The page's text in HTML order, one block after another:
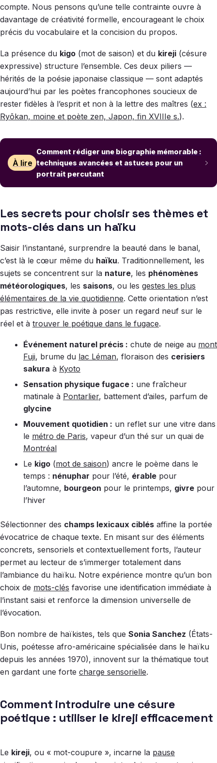
compte. Nous pensons qu’une telle contrainte ouvre à
davantage de créativité formelle, encourageant le choix
précis du vocabulaire et la concision du propos.
La présence du kigo (mot de saison) et du kireji (césure
expressive) structure l’ensemble. Ces deux piliers —
hérités de la poésie japonaise classique — sont adaptés
aujourd’hui par les poètes francophones soucieux de
rester fidèles à l’esprit et non à la lettre des maîtres (ex :
Ryōkan, moine et poète zen, Japon, fin XVIIIe s.).
À lire
Comment rédiger une biographie mémorable :
techniques avancées et astuces pour un
portrait percutant
Les secrets pour choisir ses thèmes et
mots-clés dans un haïku
Saisir l’instantané, surprendre la beauté dans le banal,
c’est là le cœur même du haïku. Traditionnellement, les
sujets se concentrent sur la nature, les phénomènes
météorologiques, les saisons, ou les gestes les plus
élémentaires de la vie quotidienne. Cette orientation n’est
pas restrictive, elle invite à poser un regard neuf sur le
réel et à trouver le poétique dans le fugace.
Événement naturel précis : chute de neige au mont
Fuji, brume du lac Léman, floraison des cerisiers
sakura à Kyoto
Sensation physique fugace : une fraîcheur
matinale à Pontarlier, battement d’ailes, parfum de
glycine
Mouvement quotidien : un reflet sur une vitre dans
le métro de Paris, vapeur d’un thé sur un quai de
Montréal
Le kigo (mot de saison) ancre le poème dans le
temps : nénuphar pour l’été, érable pour
l’automne, bourgeon pour le printemps, givre pour
l’hiver
Sélectionner des champs lexicaux ciblés affine la portée
évocatrice de chaque texte. En misant sur des éléments
concrets, sensoriels et contextuellement forts, l’auteur
permet au lecteur de s’immerger totalement dans
l’ambiance du haïku. Notre expérience montre qu’un bon
choix de mots-clés favorise une identification immédiate à
l’instant saisi et renforce la dimension universelle de
l’évocation.
Bon nombre de haïkistes, tels que Sonia Sanchez (États-
Unis, poétesse afro-américaine spécialisée dans le haïku
depuis les années 1970), innovent sur la thématique tout
en gardant une forte charge sensorielle.
Comment introduire une césure
poétique : utiliser le kireji efficacement
Le kireji, ou « mot-coupure », incarne la pause